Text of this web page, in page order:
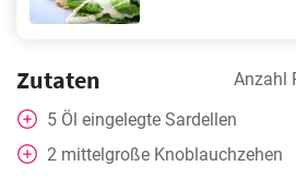
Zutaten Anzahl
5 Öl eingelegte Sardellen
2 mittelgroße Knoblauchzehen